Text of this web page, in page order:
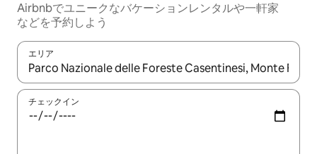
Airbnbでユニークなバ⁠ケ⁠ー⁠シ⁠ョ⁠ンレ⁠ン⁠タ⁠ルや一⁠軒⁠家
な⁠ど⁠を予⁠約⁠し⁠よ⁠う
エリア
検索結果が表示されたら、上下の矢印キーを使って移動するか
チェックイン